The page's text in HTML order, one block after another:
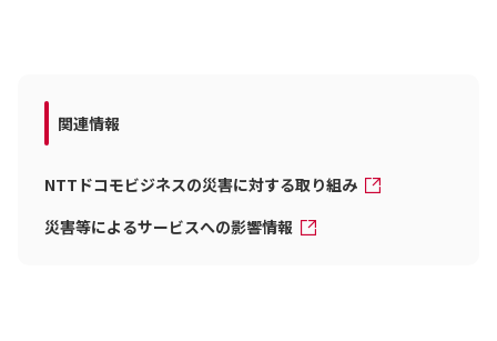
関連情報
NTTドコモビジネスの災害に対する取り組み
災害等によるサービスへの影響情報